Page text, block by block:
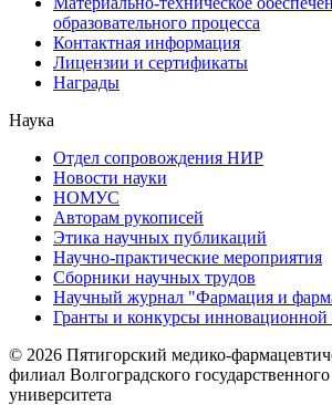
образовательного процесса
Контактная информация
Лицензии и сертификаты
Награды
Наука
Отдел сопровождения НИР
Новости науки
НОМУС
Авторам рукописей
Этика научных публикаций
Научно-практические мероприятия
Сборники научных трудов
Научный журнал "Фармация и
Гранты и конкурсы инновационной
© 2026 Пятигорский медико-
филиал Волгоградского
университета